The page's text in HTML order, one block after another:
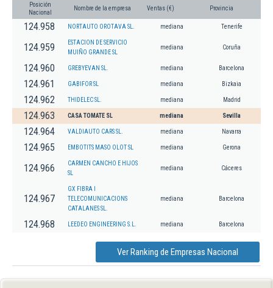
Posición
Nacional
Nombre de la empresa Ventas (€) Provincia
124.958 NORTAUTO OROTAVA SL. mediana Tenerife
124.959
ESTACION DE SERVICIO
MUIÑO GRANDE SL
mediana Coruña
124.960 GREBYEVAN SL. mediana Barcelona
124.961 GABIFOR SL mediana Bizkaia
124.962 THIDELEC SL. mediana Madrid
124.963 CASA TOMATE SL mediana Sevilla
124.964 VALDIAUTO CARS SL. mediana Navarra
124.965 EMBOTITS MASO OLOT SL mediana Gerona
124.966
CARMEN CANCHO E HIJOS
SL
mediana Cáceres
124.967
GX FIBRA I
TELECOMUNICACIONS
CATALANES SL.
mediana Barcelona
124.968 LEEDEO ENGINEERING S.L. mediana Barcelona
Ver Ranking de Empresas Nacional